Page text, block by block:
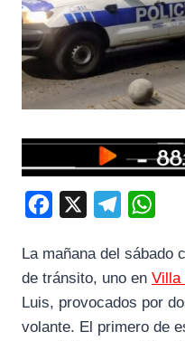
c
e
b
e
g
a
t
s
La mañana del sábado
de tránsito, uno en Villa
Luis, provocados por
volante. El primero de